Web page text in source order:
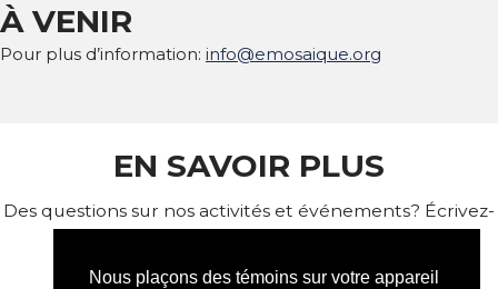
À VENIR
Pour plus d’information: info@emosaique.org
EN SAVOIR PLUS
Des questions sur nos activités et événements? Écrivez-
Nous plaçons des témoins sur votre appareil